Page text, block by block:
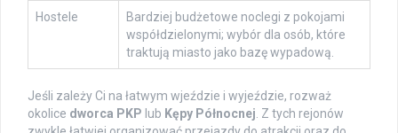
Hostele
Bardziej budżetowe noclegi z pokojami
współdzielonymi; wybór dla osób, które
traktują miasto jako bazę wypadową.
Jeśli zależy Ci na łatwym wjeździe i wyjeździe, rozważ
okolice dworca PKP lub Kępy Północnej . Z tych rejonów